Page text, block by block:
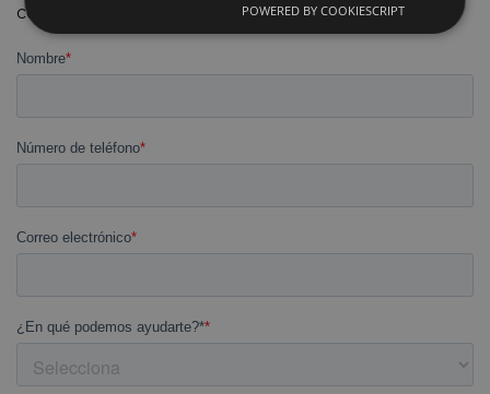
contigo
POWERED BY COOKIESCRIPT